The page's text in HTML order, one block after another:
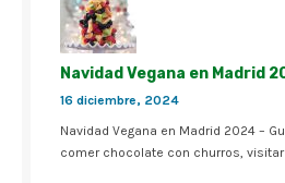
Navidad Vegana en Madrid
16 diciembre, 2024
Navidad Vegana en Madrid 2024 –
comer chocolate con churros,